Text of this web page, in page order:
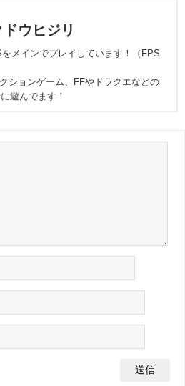
ドウヒジリ
メインでプレイしています！（FPS
ションゲーム、FFやドラクエなどの
遊んでます！